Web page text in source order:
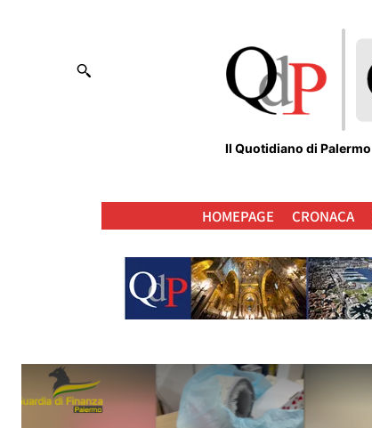
Il Quotidiano di Palermo
HOMEPAGE CRONACA